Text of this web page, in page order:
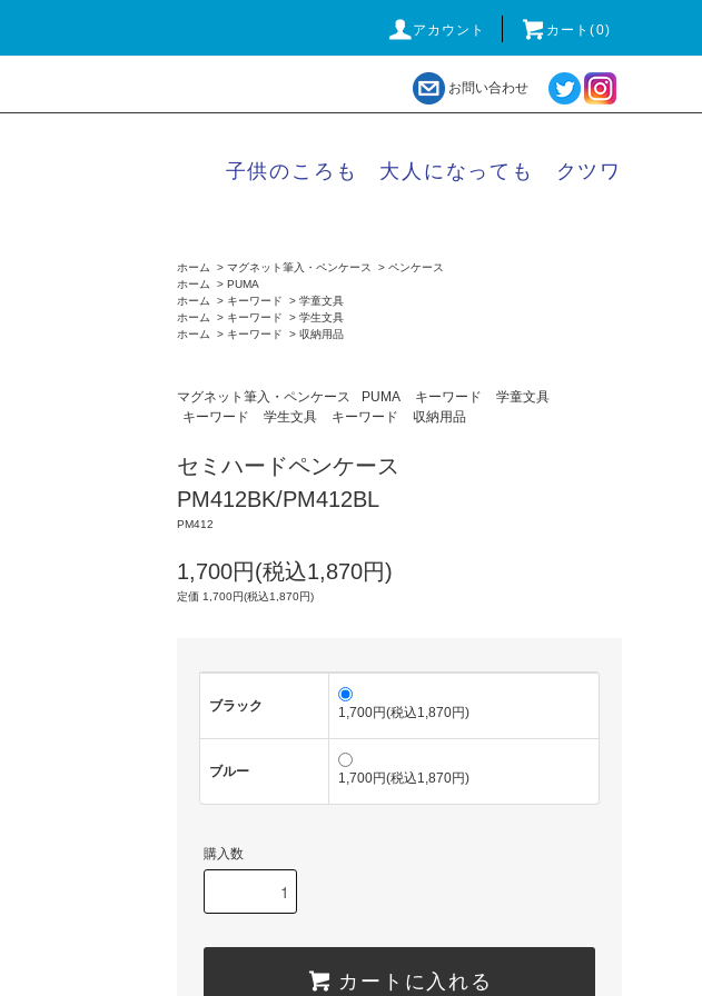
アカウント カート(0)
お問い合わせ
子供のころも 大人になっても クツワ
ホーム > マグネット筆入・ペンケース > ペンケース
ホーム
> PUMA
ホーム
> キーワード > 学童文具
ホーム
> キーワード > 学生文具
ホーム
> キーワード > 収納用品
マグネット筆入・ペンケース PUMA キーワード
学童文具
キーワード
学生文具 キーワード 収納用品
セミハードペンケース
PM412BK/PM412BL
PM412
1,700円(税込1,870円)
定価 1,700円(税込1,870円)
ブラック 1,700円(税込1,870円)
ブルー 1,700円(税込1,870円)
購入数
カートに入れる